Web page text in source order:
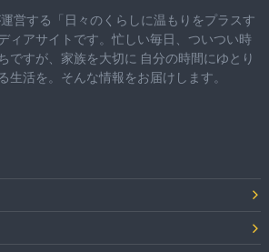
営する「日々のくらしに温もりをプラスす
ィアサイトです。忙しい毎日、ついつい時
ですが、 家族を大切に 自分の時間にゆとり
生活を。そんな情報をお届けします。